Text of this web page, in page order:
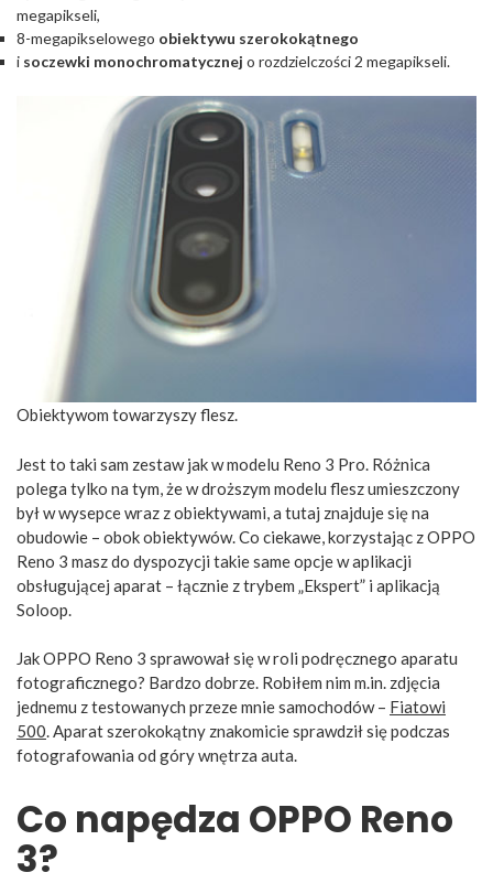
megapikseli,
8-megapikselowego obiektywu szerokokątnego
i soczewki monochromatycznej o rozdzielczości 2 megapikseli.
Obiektywom towarzyszy flesz.
Jest to taki sam zestaw jak w modelu Reno 3 Pro. Różnica
polega tylko na tym, że w droższym modelu flesz umieszczony
był w wysepce wraz z obiektywami, a tutaj znajduje się na
obudowie – obok obiektywów. Co ciekawe, korzystając z OPPO
Reno 3 masz do dyspozycji takie same opcje w aplikacji
obsługującej aparat – łącznie z trybem „Ekspert” i aplikacją
Soloop.
Jak OPPO Reno 3 sprawował się w roli podręcznego aparatu
fotograficznego? Bardzo dobrze. Robiłem nim m.in. zdjęcia
jednemu z testowanych przeze mnie samochodów – Fiatowi
500. Aparat szerokokątny znakomicie sprawdził się podczas
fotografowania od góry wnętrza auta.
Co napędza OPPO Reno
3?